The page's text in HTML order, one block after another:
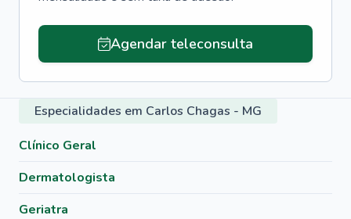
Agendar teleconsulta
Especialidades em Carlos Chagas - MG
Clínico Geral
Dermatologista
Geriatra